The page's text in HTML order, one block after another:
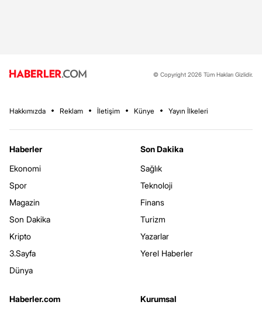
© Copyright 2026 Tüm Hakları Gizlidir.
Hakkımızda Reklam İletişim Künye Yayın İlkeleri
Haberler
Ekonomi
Spor
Magazin
Son Dakika
Kripto
3.Sayfa
Dünya
Son Dakika
Sağlık
Teknoloji
Finans
Turizm
Yazarlar
Yerel Haberler
Haberler.com
Kurumsal